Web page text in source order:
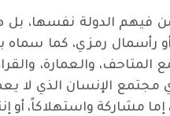
فيهم الدولة نفسها، بل
رمزي، كما سماه
المتاحف، والعمارة،
أي مجتمع الإنسان الذي
واستهلاكاً، أو